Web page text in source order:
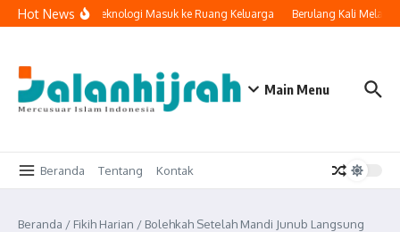
Lewati ke konten
Hot NewsKetika Teknologi Masuk ke Ruang Keluarga Berulang Kali
Main Menu
Beranda Tentang Kontak
Beranda / Fikih Harian / Bolehkah Setelah Mandi Junub Langsung